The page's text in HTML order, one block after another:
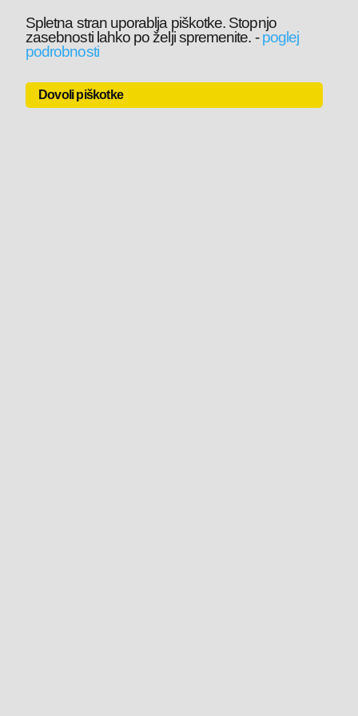
Spletna stran uporablja piškotke. Stopnjo
zasebnosti lahko po želji spremenite. -poglej
podrobnosti
Dovoli piškotke